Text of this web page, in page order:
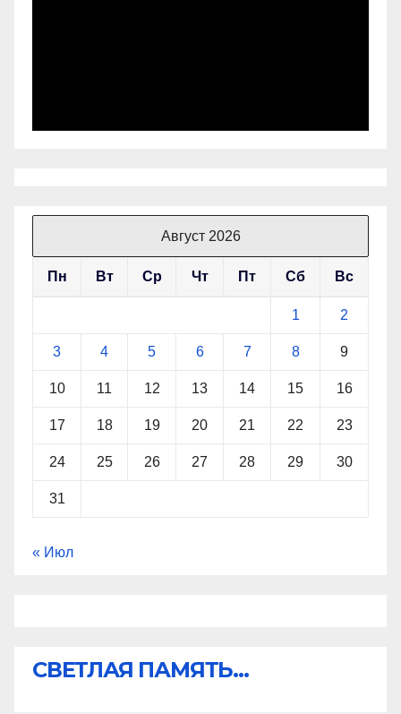
Август 2026
Пн Вт Ср Чт Пт Сб Вс
1 2
3 4 5 6 7 8 9
10 11 12 13 14 15 16
17 18 19 20 21 22 23
24 25 26 27 28 29 30
31
« Июл
СВЕТЛАЯ ПАМЯТЬ...